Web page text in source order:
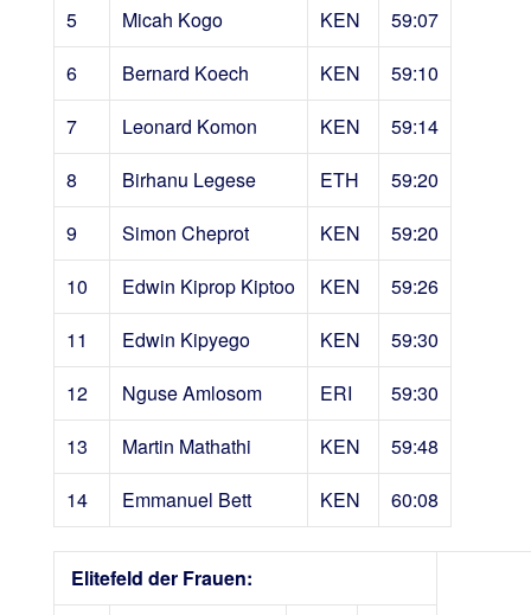
5
Micah Kogo KEN
59:07
6
Bernard Koech KEN
59:10
7
Leonard Komon KEN
59:14
8
Birhanu Legese ETH
59:20
9
Simon Cheprot KEN
59:20
10
Edwin Kiprop Kiptoo KEN
59:26
11
Edwin Kipyego KEN
59:30
12
Nguse Amlosom ERI
59:30
13
Martin Mathathi KEN
59:48
14
Emmanuel Bett KEN 60:08
Elitefeld der Frauen: